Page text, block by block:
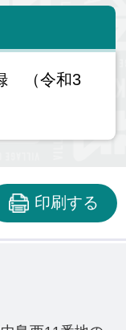
（令和3
印刷する